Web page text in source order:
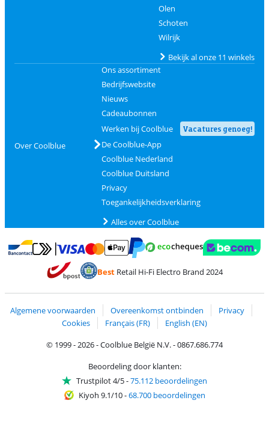
Olen
Schoten
Wilrijk
Bekijk al onze 11 winkels
Over Coolblue
Ons assortiment
Bedrijfswebsite
Nieuws
Cadeaubonnen
Werken bij Coolblue
Vacatures genoeg!
De Coolblue-App
Coolblue Nederland
Coolblue Duitsland
Privacy
Toegankelijkheidsverklaring
Alles over Coolblue
Betalen met Bancontact
Betalen met MasterCard en Visa via ClickToPay
Betalen met PayPal
BestRetail Hi-Fi Electro Brand 2024
Algemene voorwaarden Overeenkomst ontbinden
Privacy
Cookies
Français (FR)
English (EN)
© 1999 - 2026 - Coolblue België N.V. - 0867.686.774
Beoordeling door klanten:
Trustpilot 4/5-75.112 beoordelingen
Kiyoh 9.1/10-68.700 beoordelingen